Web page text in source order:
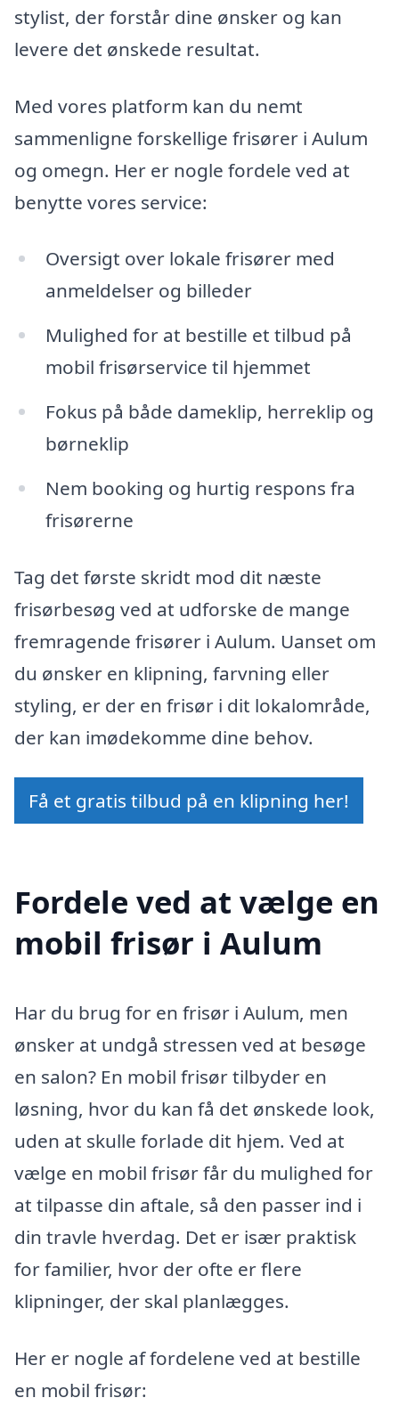
stylist, der forstår dine ønsker og kan
levere det ønskede resultat.
Med vores platform kan du nemt
sammenligne forskellige frisører i Aulum
og omegn. Her er nogle fordele ved at
benytte vores service:
Oversigt over lokale frisører med
anmeldelser og billeder
Mulighed for at bestille et tilbud på
mobil frisørservice til hjemmet
Fokus på både dameklip, herreklip og
børneklip
Nem booking og hurtig respons fra
frisørerne
Tag det første skridt mod dit næste
frisørbesøg ved at udforske de mange
fremragende frisører i Aulum. Uanset om
du ønsker en klipning, farvning eller
styling, er der en frisør i dit lokalområde,
der kan imødekomme dine behov.
Få et gratis tilbud på en klipning her!
Fordele ved at vælge en
mobil frisør i Aulum
Har du brug for en frisør i Aulum, men
ønsker at undgå stressen ved at besøge
en salon? En mobil frisør tilbyder en
løsning, hvor du kan få det ønskede look,
uden at skulle forlade dit hjem. Ved at
vælge en mobil frisør får du mulighed for
at tilpasse din aftale, så den passer ind i
din travle hverdag. Det er især praktisk
for familier, hvor der ofte er flere
klipninger, der skal planlægges.
Her er nogle af fordelene ved at bestille
en mobil frisør: